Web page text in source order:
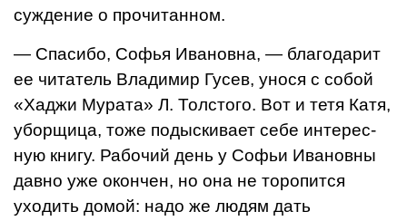
суждение о прочитанном.
— Спасибо, Софья Ивановна, — благодарит
ее читатель Влади­мир Гусев, унося с собой
«Хад­жи Мурата» Л. Толстого. Вот и тетя Катя,
уборщица, тоже подыскивает себе интерес­
ную книгу. Рабочий день у Софьи Ива­новны
давно уже окончен, но она не торопится
уходить до­мой: надо же людям дать